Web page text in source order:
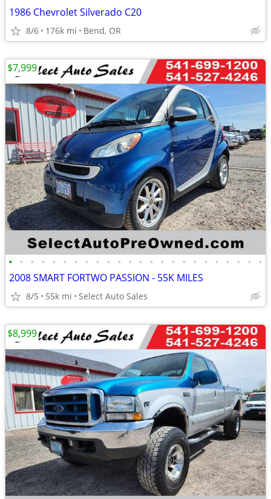
1986 Chevrolet Silverado C20
8/6 176k mi Bend, OR
• • • • • • • • • • • • • • • • • • • • • • • •
2008 SMART FORTWO PASSION - 55K MILES
8/5 55k mi Select Auto Sales
$7,999
$8,999